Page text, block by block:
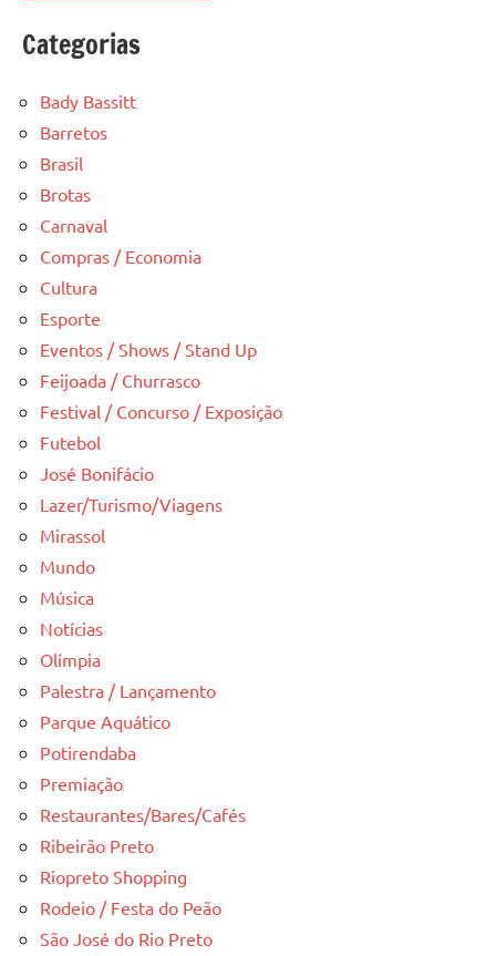
Categorias
Bady Bassitt
Barretos
Brasil
Brotas
Carnaval
Compras / Economia
Cultura
Esporte
Eventos / Shows / Stand Up
Feijoada / Churrasco
Festival / Concurso / Exposição
Futebol
José Bonifácio
Lazer/Turismo/Viagens
Mirassol
Mundo
Música
Notícias
Olímpia
Palestra / Lançamento
Parque Aquático
Potirendaba
Premiação
Restaurantes/Bares/Cafés
Ribeirão Preto
Riopreto Shopping
Rodeio / Festa do Peão
São José do Rio Preto